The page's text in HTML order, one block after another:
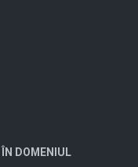
ÎN DOMENIUL